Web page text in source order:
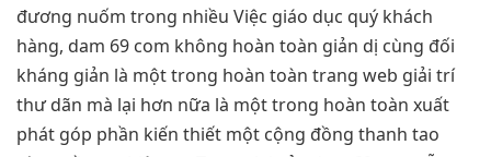
đương nuốm trong nhiều Việc giáo dục quý khách
hàng, dam 69 com không hoàn toàn giản dị cùng đối
kháng giản là một trong hoàn toàn trang web giải trí
thư dãn mà lại hơn nữa là một trong hoàn toàn xuất
phát góp phần kiến thiết một cộng đồng thanh tao